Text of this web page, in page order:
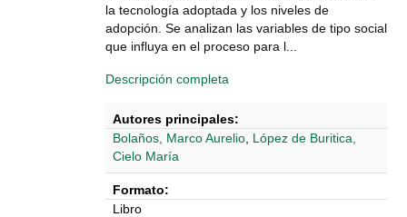
la tecnología adoptada y los niveles de
adopción. Se analizan las variables de tipo social
que influya en el proceso para l...
Descripción completa
Autores principales:
Bolaños, Marco Aurelio López de Buritica,
Cielo María
Formato:
Libro